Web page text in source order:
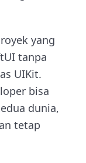
yang
tanpa
UIKit.
bisa
dunia,
tetap